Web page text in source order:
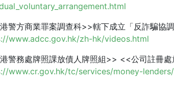
警方商業罪案調查科>>轄下成立「反詐騙協
www.adcc.gov.hk/zh-hk/videos.html
警務處牌照課放債人牌照組>> <<公司註冊
www.cr.gov.hk/tc/services/money-